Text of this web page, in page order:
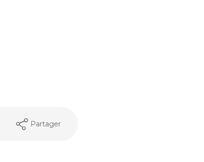
Partager